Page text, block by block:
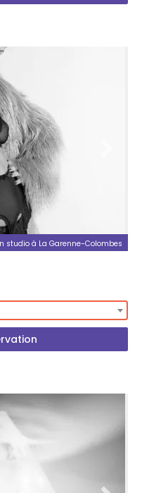
studio à La Garenne-Colombes